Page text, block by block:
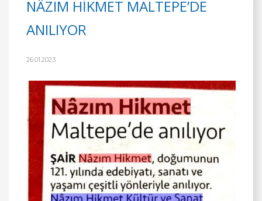
NÂZIM HİKMET MALTEPE’DE
ANILIYOR
26.01.2023